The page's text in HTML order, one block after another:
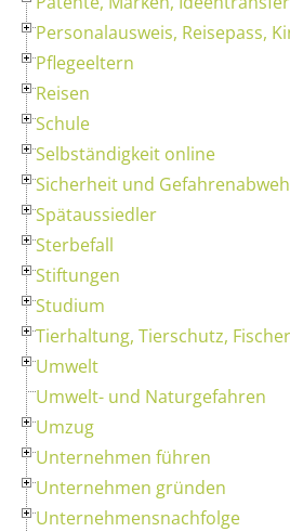
Personalausweis, Reisepass,
Pflegeeltern
Reisen
Schule
Selbständigkeit online
Sicherheit und
Spätaussiedler
Sterbefall
Stiftungen
Studium
Tierhaltung, Tierschutz,
Umwelt
Umwelt- und Naturgefahren
Umzug
Unternehmen führen
Unternehmen gründen
Unternehmensnachfolge